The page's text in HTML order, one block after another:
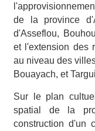
de la province
d'Asseflou,
et l'extension des
au niveau des
Bouayach, et
Sur le plan
spatial de la
construction d'un